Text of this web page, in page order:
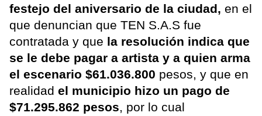
festejo del aniversario de la ciudad, en el
que denuncian que TEN S.A.S fue
contratada y que la resolución indica que
se le debe pagar a artista y a quien arma
el escenario $61.036.800 pesos, y que en
realidad el municipio hizo un pago de
$71.295.862 pesos, por lo cual